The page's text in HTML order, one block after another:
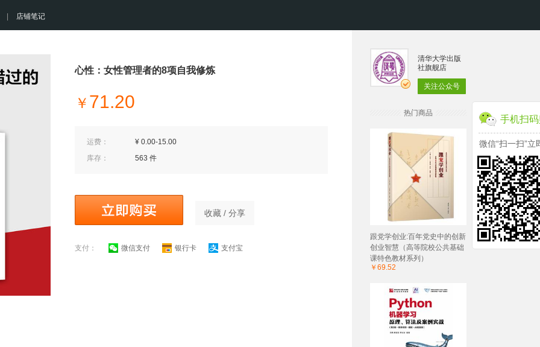
店铺笔记
心性：女性管理者的8项自我修炼
￥ 71.20
运费：
¥ 0.00-15.00
库存：
563 件
收藏 / 分享
支付： 微信支付 银行卡 支付宝
清华大学出版
社旗舰店
关注公众号
热门商品
跟党学创业:百年党史中的创新
创业智慧（高等院校公共基础
课特色教材系列）
￥69.52
手机扫
微信“扫一扫”立